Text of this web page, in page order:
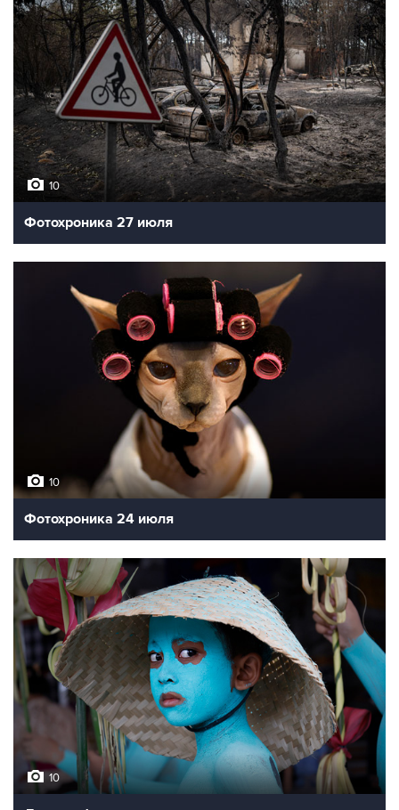
10
Фотохроника 27 июля
10
Фотохроника 24 июля
10